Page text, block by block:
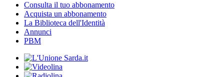
Consulta il tuo abbonamento
Acquista un abbonamento
La Biblioteca dell'Identità
Annunci
PBM